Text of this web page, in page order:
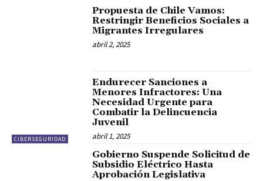
Propuesta de Chile Vamos:
Restringir Beneficios Sociales a
Migrantes Irregulares
abril 2, 2025
CIBERSEGURIDAD
Endurecer Sanciones a
Menores Infractores: Una
Necesidad Urgente para
Combatir la Delincuencia
Juvenil
abril 1, 2025
Gobierno Suspende Solicitud de
Subsidio Eléctrico Hasta
Aprobación Legislativa